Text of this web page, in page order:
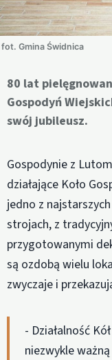
fot. Gmina Świdnica
80 lat
Gospodyń
swój jubileusz.
Gospodynie z
działające Koło
jedno z
strojach, z
przygotowanymi
są ozdobą wielu
zwyczaje i
- Działalność
niezwykle